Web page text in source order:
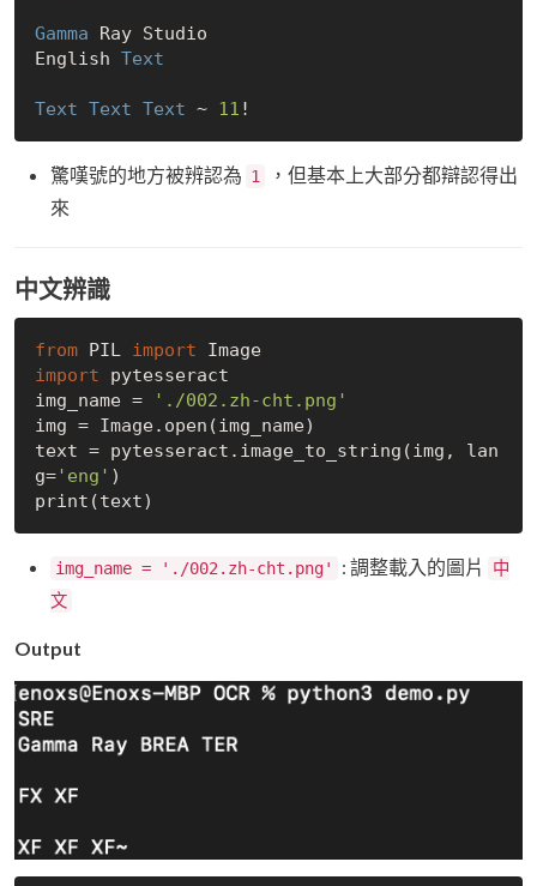
Gamma Ray Studio
English Text
Text Text Text ~ 11
驚嘆號的地方被辨認為 1
，但基本上大部分都辯認得出
來
中文辨識
from PIL import
Image
import pytesseract
img_name =
'./002.zh-cht.png'
img = Image.open(img_name)
text = pytesseract.image_to_string(img, lan
g='eng' )
img_name = './002.zh-cht.png' : 調整載入的圖片
中
文
Output